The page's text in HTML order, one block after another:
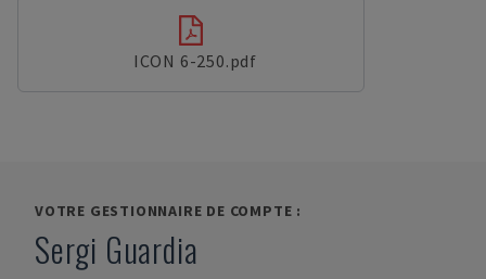
ICON 6-250.pdf
VOTRE GESTIONNAIRE DE COMPTE :
Sergi Guardia